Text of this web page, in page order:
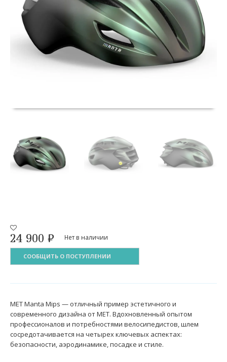
24 900 ₽ Нет в наличии
СООБЩИТЬ О ПОСТУПЛЕНИИ
MET Manta Mips — отличный пример эстетичного и
современного дизайна от MET. Вдохновленный опытом
профессионалов и потребностями велосипедистов, шлем
сосредотачивается на четырех ключевых аспектах:
безопасности, аэродинамике, посадке и стиле.